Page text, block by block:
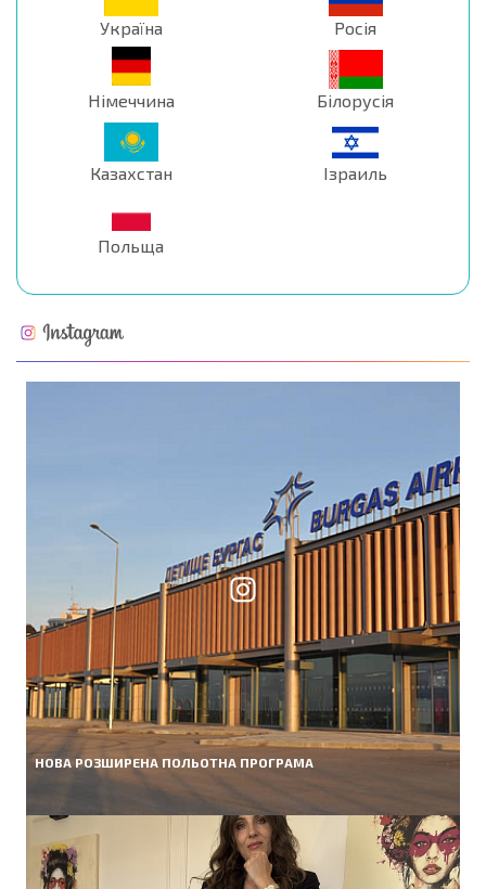
Україна Росія
Німеччина Білорусія
Казахстан Ізраиль
Польща
НОВА РОЗШИРЕНА ПОЛЬОТНА ПРОГРАМА